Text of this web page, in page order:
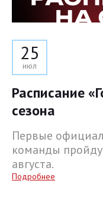
25
июл
Расписание
сезона
Первые
команды
августа.
Подробнее